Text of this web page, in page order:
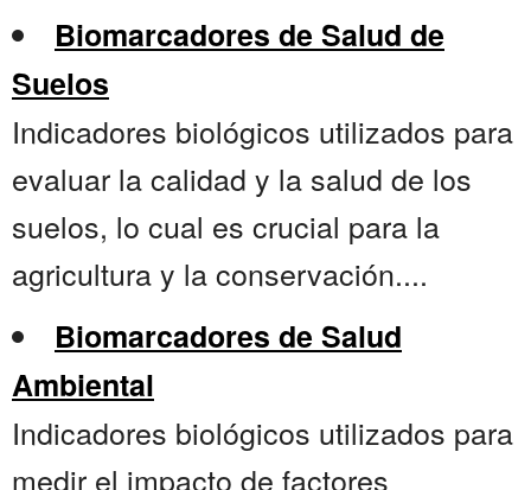
Biomarcadores de Salud de
Suelos
Indicadores biológicos utilizados para
evaluar la calidad y la salud de los
suelos, lo cual es crucial para la
agricultura y la conservación....
Biomarcadores de Salud
Ambiental
Indicadores biológicos utilizados para
medir el impacto de factores